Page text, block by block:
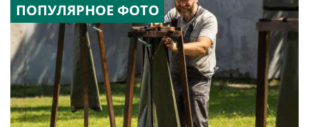
ПОПУЛЯРНОЕ ФОТО